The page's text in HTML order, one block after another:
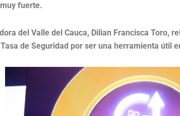
fuerte.
del Valle del Cauca, Dilian Francisca Toro,
de Seguridad por ser una herramienta útil